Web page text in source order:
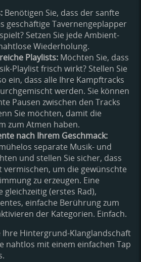
Benötigen Sie, dass der sanfte
geschäftige Tavernengeplapper
Setzen Sie jede Ambient-
Wiederholung.
Playlists: Möchten Sie, dass
Playlist frisch wirkt? Stellen Sie
ein, dass alle Ihre Kampftracks
werden. Sie können
Pausen zwischen den Tracks
Sie möchten, damit die
zum Atmen haben.
nach Ihrem Geschmack:
separate Musik- und
und stellen Sie sicher, dass
vermischen, um die gewünschte
zu erzeugen. Eine
gleichzeitig (erstes Rad),
einfache Berührung zum
der Kategorien. Einfach.
Ihre Hintergrund-Klanglandschaft
nahtlos mit einem einfachen Tap